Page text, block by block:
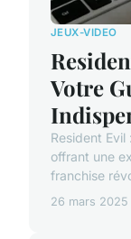
JEUX-VIDEO
Votre
Resident
offrant une
franchise
26 mars 2025